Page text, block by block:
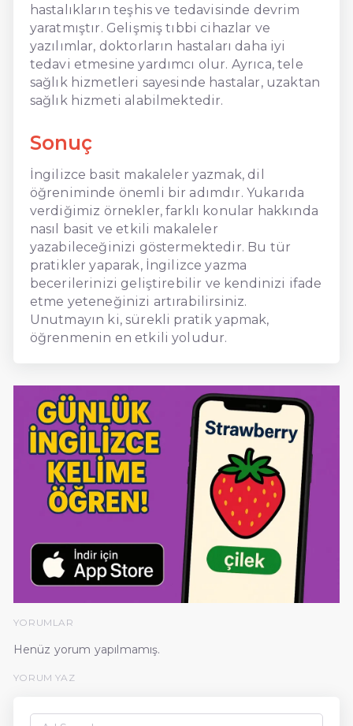
hastalıkların teşhis ve tedavisinde devrim
yaratmıştır. Gelişmiş tıbbi cihazlar ve
yazılımlar, doktorların hastaları daha iyi
tedavi etmesine yardımcı olur. Ayrıca, tele
sağlık hizmetleri sayesinde hastalar, uzaktan
sağlık hizmeti alabilmektedir.
Sonuç
İngilizce basit makaleler yazmak, dil
öğreniminde önemli bir adımdır. Yukarıda
verdiğimiz örnekler, farklı konular hakkında
nasıl basit ve etkili makaleler
yazabileceğinizi göstermektedir. Bu tür
pratikler yaparak, İngilizce yazma
becerilerinizi geliştirebilir ve kendinizi ifade
etme yeteneğinizi artırabilirsiniz.
Unutmayın ki, sürekli pratik yapmak,
öğrenmenin en etkili yoludur.
YORUMLAR
Henüz yorum yapılmamış.
YORUM YAZ